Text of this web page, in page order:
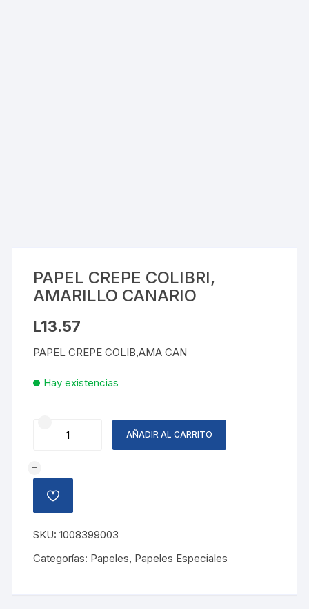
PAPEL CREPE COLIBRI,
AMARILLO CANARIO
L13.57
PAPEL CREPE COLIB,AMA CAN
Hay existencias
PAPEL
AMARILLO
CANARIO
cantidad
AÑADIR AL CARRITO
AÑADIR
A
LISTA
DE
DESEOS
SKU:1008399003
Categorías: Papeles, Papeles Especiales